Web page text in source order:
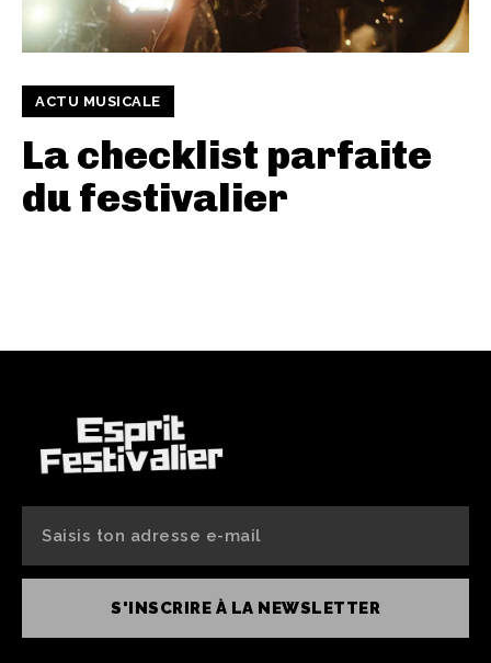
ACTU MUSICALE
La checklist parfaite
du festivalier
S'INSCRIRE À LA NEWSLETTER